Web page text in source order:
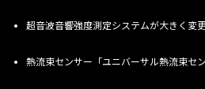
超音波音響強度測定システムが大きく変
熱流束センサー「ユニバーサル熱流束セ